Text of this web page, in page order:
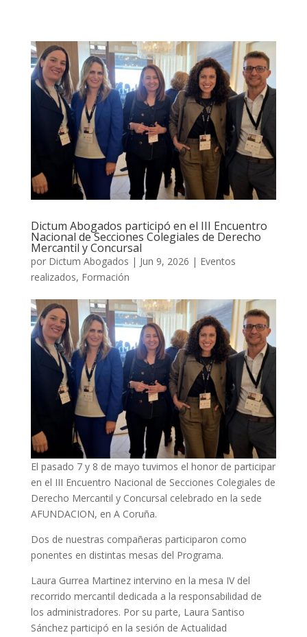
Dictum Abogados participó en el III Encuentro
Nacional de Secciones Colegiales de Derecho
Mercantil y Concursal
por Dictum Abogados | Jun 9, 2026 | Eventos
realizados, Formación
El pasado 7 y 8 de mayo tuvimos el honor de participar
en el III Encuentro Nacional de Secciones Colegiales de
Derecho Mercantil y Concursal celebrado en la sede
AFUNDACION, en A Coruña.
Dos de nuestras compañeras participaron como
ponentes en distintas mesas del Programa.
Laura Gurrea Martinez intervino en la mesa IV del
recorrido mercantil dedicada a la responsabilidad de
los administradores. Por su parte, Laura Santiso
Sánchez participó en la sesión de Actualidad